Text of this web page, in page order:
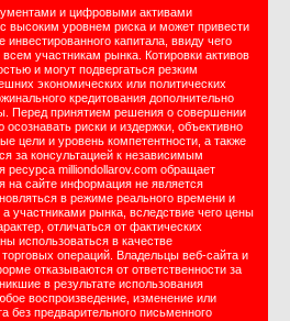
и цифровыми активами
высоким уровнем риска и может привести
инвестированного капитала, ввиду чего
участникам рынка. Котировки активов
и могут подвергаться резким
экономических или политических
кредитования дополнительно
Перед принятием решения о совершении
риски и издержки, объективно
цели и уровень компетентности, а также
за консультацией к независимым
ресурса milliondollarov.com обращает
на сайте информация не является
в режиме реального времени и
участниками рынка, вследствие чего цены
отличаться от фактических
использоваться в качестве
операций. Владельцы веб-сайта и
отказываются от ответственности за
в результате использования
воспроизведение, изменение или
без предварительного письменного